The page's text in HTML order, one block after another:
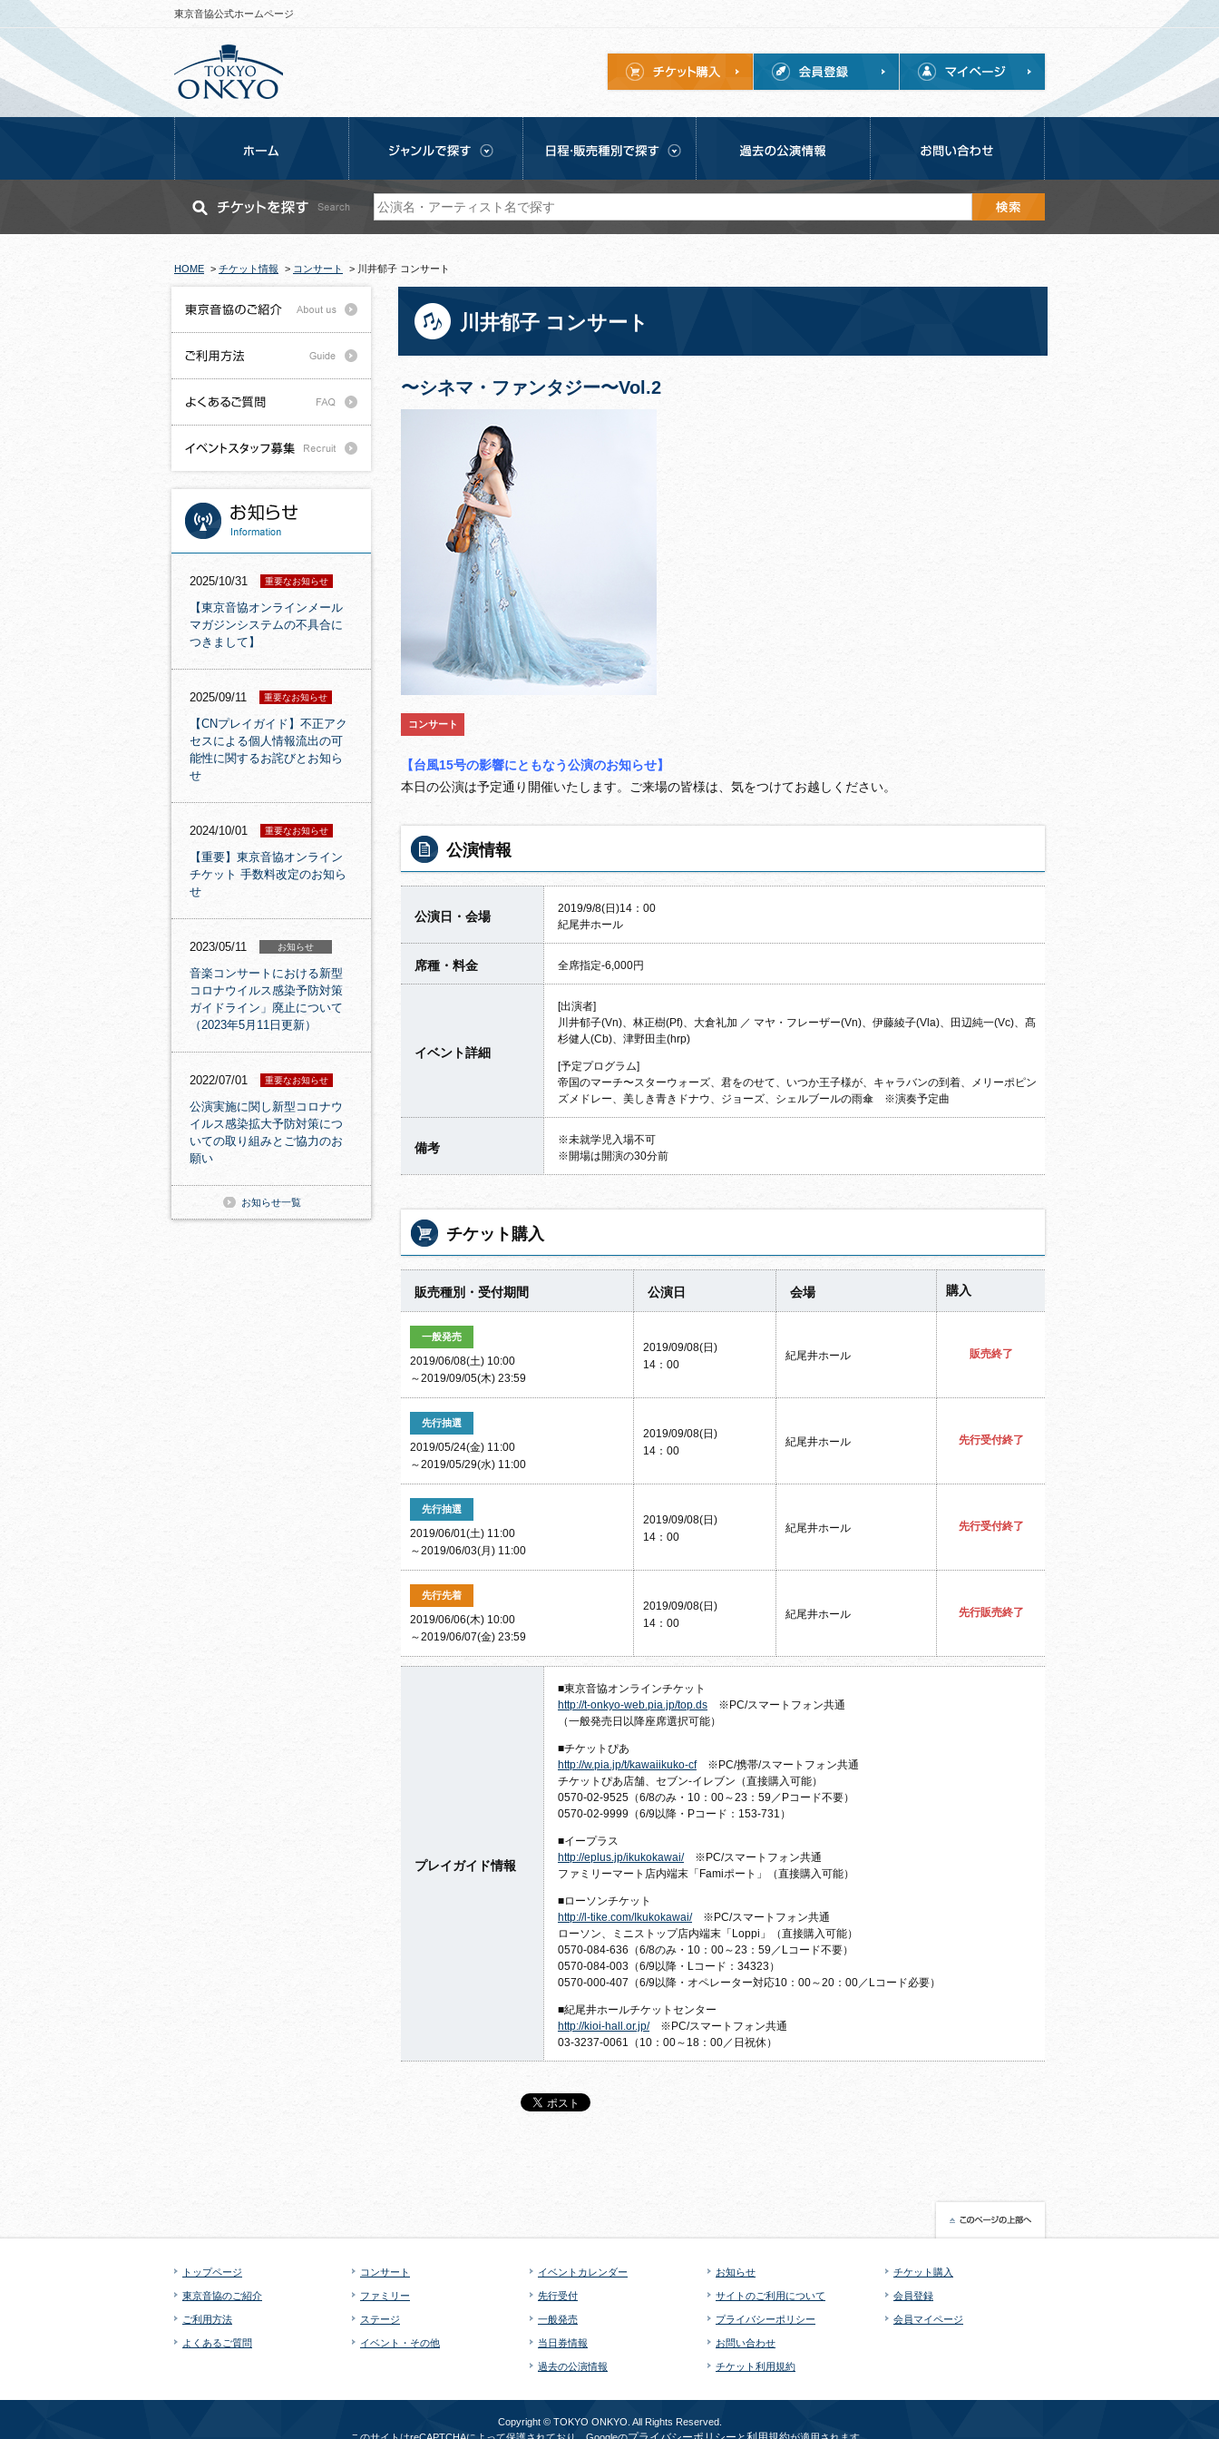
東京音協公式ホームページ
HOME > チケット情報 > コンサート > 川井郁子 コンサート
川井郁子 コンサート
〜シネマ・ファンタジー〜Vol.2
コンサート
【台風15号の影響にともなう公演のお知らせ】
本日の公演は予定通り開催いたします。ご来場の皆様は、気をつけてお越しください。
公演情報
公演日・会場
2019/9/8(日)14：00
紀尾井ホール
席種・料金 全席指定-6,000円
イベント詳細
[出演者]
川井郁子(Vn)、林正樹(Pf)、大倉礼加 ／ マヤ・フレーザー(Vn)、伊藤綾子(Vla)、田辺純一(Vc)、髙
杉健人(Cb)、津野田圭(hrp)
[予定プログラム]
帝国のマーチ〜スターウォーズ、君をのせて、いつか王子様が、キャラバンの到着、メリーポピン
ズメドレー、美しき青きドナウ、ジョーズ、シェルブールの雨傘 ※演奏予定曲
備考
※未就学児入場不可
※開場は開演の30分前
チケット購入
販売種別・受付期間 公演日 会場 購入
一般発売
2019/06/08(土) 10:00
～2019/09/05(木) 23:59
2019/09/08(日)
14：00
紀尾井ホール 販売終了
先行抽選
2019/05/24(金) 11:00
～2019/05/29(水) 11:00
2019/09/08(日)
14：00
紀尾井ホール 先行受付終了
先行抽選
2019/06/01(土) 11:00
～2019/06/03(月) 11:00
2019/09/08(日)
14：00
紀尾井ホール 先行受付終了
先行先着
2019/06/06(木) 10:00
～2019/06/07(金) 23:59
2019/09/08(日)
14：00
紀尾井ホール 先行販売終了
プレイガイド情報
■東京音協オンラインチケット
http://t-onkyo-web.pia.jp/top.ds ※PC/スマートフォン共通
（一般発売日以降座席選択可能）
■チケットぴあ
http://w.pia.jp/t/kawaiikuko-cf※PC/携帯/スマートフォン共通
チケットぴあ店舗、セブン-イレブン（直接購入可能）
0570-02-9525（6/8のみ・10：00～23：59／Pコード不要）
0570-02-9999（6/9以降・Pコード：153-731）
■イープラス
http://eplus.jp/ikukokawai/※PC/スマートフォン共通
ファミリーマート店内端末「Famiポート」（直接購入可能）
■ローソンチケット
http://l-tike.com/Ikukokawai/※PC/スマートフォン共通
ローソン、ミニストップ店内端末「Loppi」（直接購入可能）
0570-084-636（6/8のみ・10：00～23：59／Lコード不要）
0570-084-003（6/9以降・Lコード：34323）
0570-000-407（6/9以降・オペレーター対応10：00～20：00／Lコード必要）
■紀尾井ホールチケットセンター
http://kioi-hall.or.jp/※PC/スマートフォン共通
03-3237-0061（10：00～18：00／日祝休）
2025/10/31 重要なお知らせ
【東京音協オンラインメール
マガジンシステムの不具合に
つきまして】
2025/09/11 重要なお知らせ
【CNプレイガイド】不正アク
セスによる個人情報流出の可
能性に関するお詫びとお知ら
せ
2024/10/01 重要なお知らせ
【重要】東京音協オンライン
チケット 手数料改定のお知ら
せ
2023/05/11 お知らせ
音楽コンサートにおける新型
コロナウイルス感染予防対策
ガイドライン」廃止について
（2023年5月11日更新）
2022/07/01 重要なお知らせ
公演実施に関し新型コロナウ
イルス感染拡大予防対策につ
いての取り組みとご協力のお
願い
お知らせ一覧
トップページ
東京音協のご紹介
ご利用方法
よくあるご質問
コンサート
ファミリー
ステージ
イベント・その他
イベントカレンダー
先行受付
一般発売
当日券情報
過去の公演情報
お知らせ
サイトのご利用について
プライバシーポリシー
お問い合わせ
チケット利用規約
チケット購入
会員登録
会員マイページ
Copyright © TOKYO ONKYO. All Rights Reserved.